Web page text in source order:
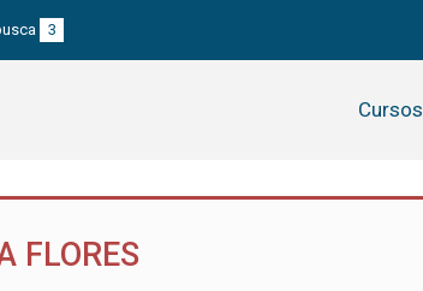
3
Cursos
FLORES